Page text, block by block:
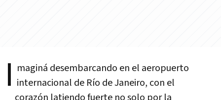
I maginá desembarcando en el aeropuerto
internacional de Río de Janeiro, con el